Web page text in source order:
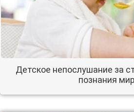
Детское непослушание за
познания